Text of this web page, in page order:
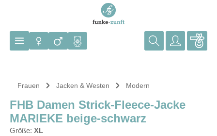
Frauen Jacken & Westen Modern
FHB Damen Strick-Fleece-Jacke
MARIEKE beige-schwarz
Größe: XL